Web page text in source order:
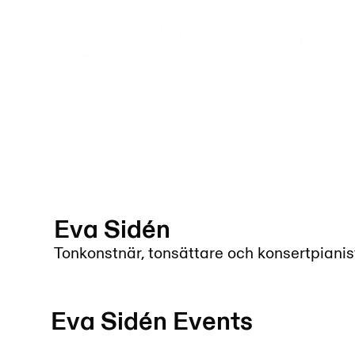
Eva Sidén
Tonkonstnär, tonsättare och
Eva Sidén Events